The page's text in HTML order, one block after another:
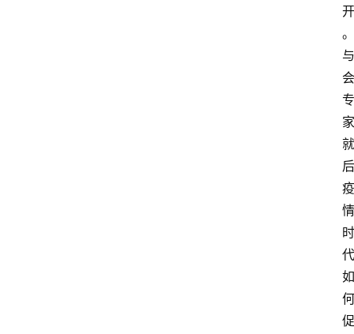
开
。
与
会
专
家
就
后
疫
情
时
代
如
何
促